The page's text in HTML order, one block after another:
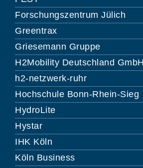
Forschungszentrum Jülich
Greentrax
Griesemann Gruppe
H2Mobility Deutschland
h2-netzwerk-ruhr
Hochschule Bonn-Rhein-Sieg
HydroLite
Hystar
IHK Köln
Köln Business